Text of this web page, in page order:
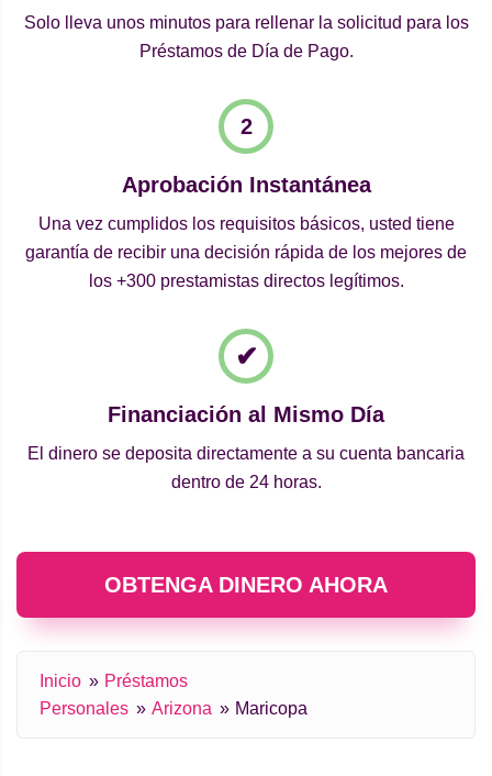
Solo lleva unos minutos para rellenar la solicitud para los
Préstamos de Día de Pago.
Aprobación Instantánea
Una vez cumplidos los requisitos básicos, usted tiene
garantía de recibir una decisión rápida de los mejores de
los +300 prestamistas directos legítimos.
Financiación al Mismo Día
El dinero se deposita directamente a su cuenta bancaria
dentro de 24 horas.
OBTENGA DINERO AHORA
Inicio
Préstamos
Personales
Arizona Maricopa